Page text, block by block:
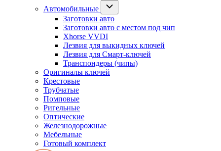
Автомобильные
Заготовки авто
Заготовки авто с местом под чип
Xhorse VVDI
Лезвия для выкидных ключей
Лезвия для Смарт-ключей
Транспондеры (чипы)
Оригиналы ключей
Крестовые
Трубчатые
Помповые
Ригельные
Оптические
Железнодорожные
Мебельные
Готовый комплект